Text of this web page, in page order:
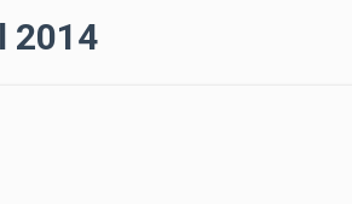
2014